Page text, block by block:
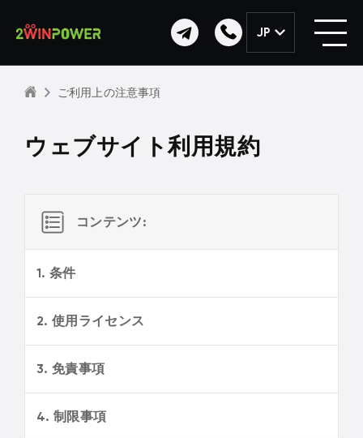
JP
ご利用上の注意事項
ウェブサイト利用規約
コンテンツ:
1. 条件
2. 使用ライセンス
3. 免責事項
4. 制限事項